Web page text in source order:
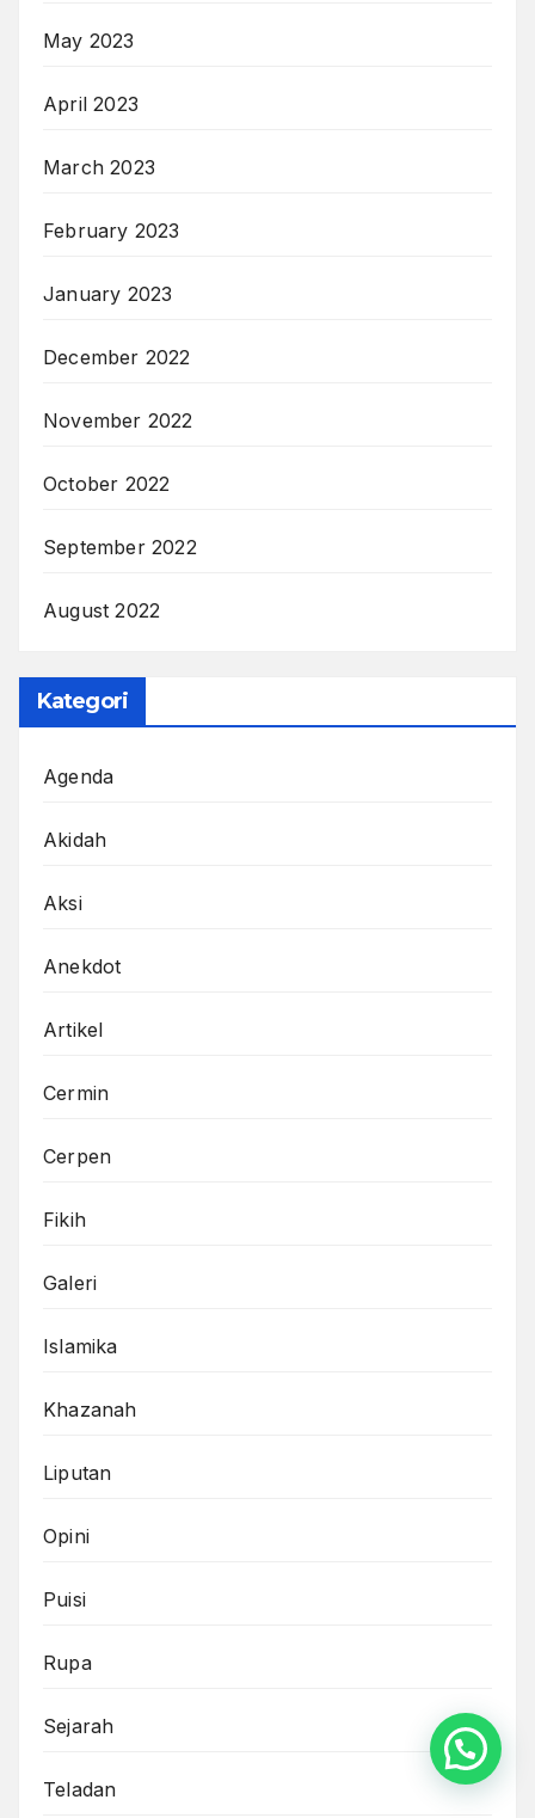
May 2023
April 2023
March 2023
February 2023
January 2023
December 2022
November 2022
October 2022
September 2022
August 2022
Kategori
Agenda
Akidah
Aksi
Anekdot
Artikel
Cermin
Cerpen
Fikih
Galeri
Islamika
Khazanah
Liputan
Opini
Puisi
Rupa
Sejarah
Teladan